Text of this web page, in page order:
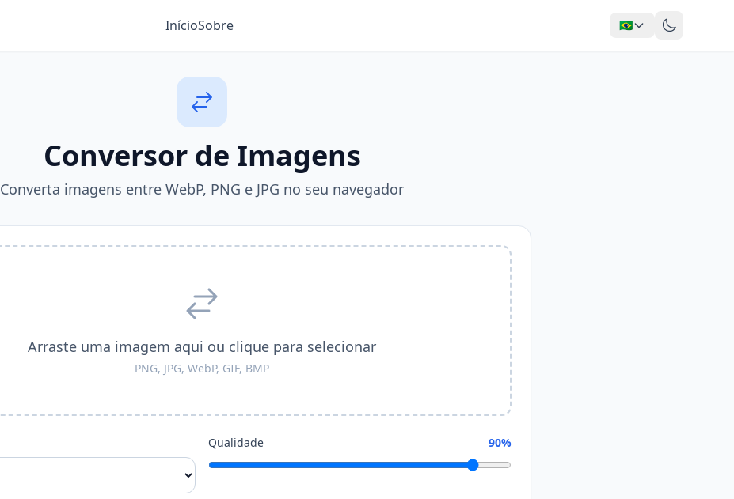
InícioSobre 🇧🇷
Conversor de Imagens
Converta imagens entre WebP, PNG e JPG no seu navegador
Arraste uma imagem aqui ou clique para selecionar
PNG, JPG, WebP, GIF, BMP
Qualidade 90%